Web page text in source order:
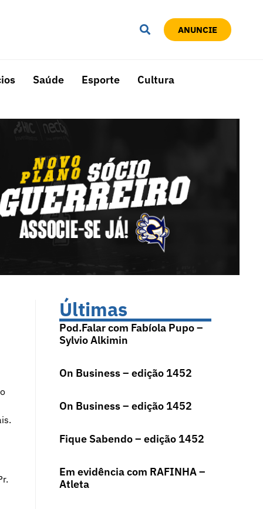
ANUNCIE
Saúde Esporte Cultura
Últimas
Pod.Falar com Fabíola Pupo –
Sylvio Alkimin
On Business – edição 1452
On Business – edição 1452
Fique Sabendo – edição 1452
Em evidência com RAFINHA –
Atleta